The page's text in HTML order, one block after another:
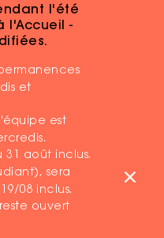
l'été
l'Accueil -
et
est
31 août inclus.
sera
08 inclus.
reste ouvert